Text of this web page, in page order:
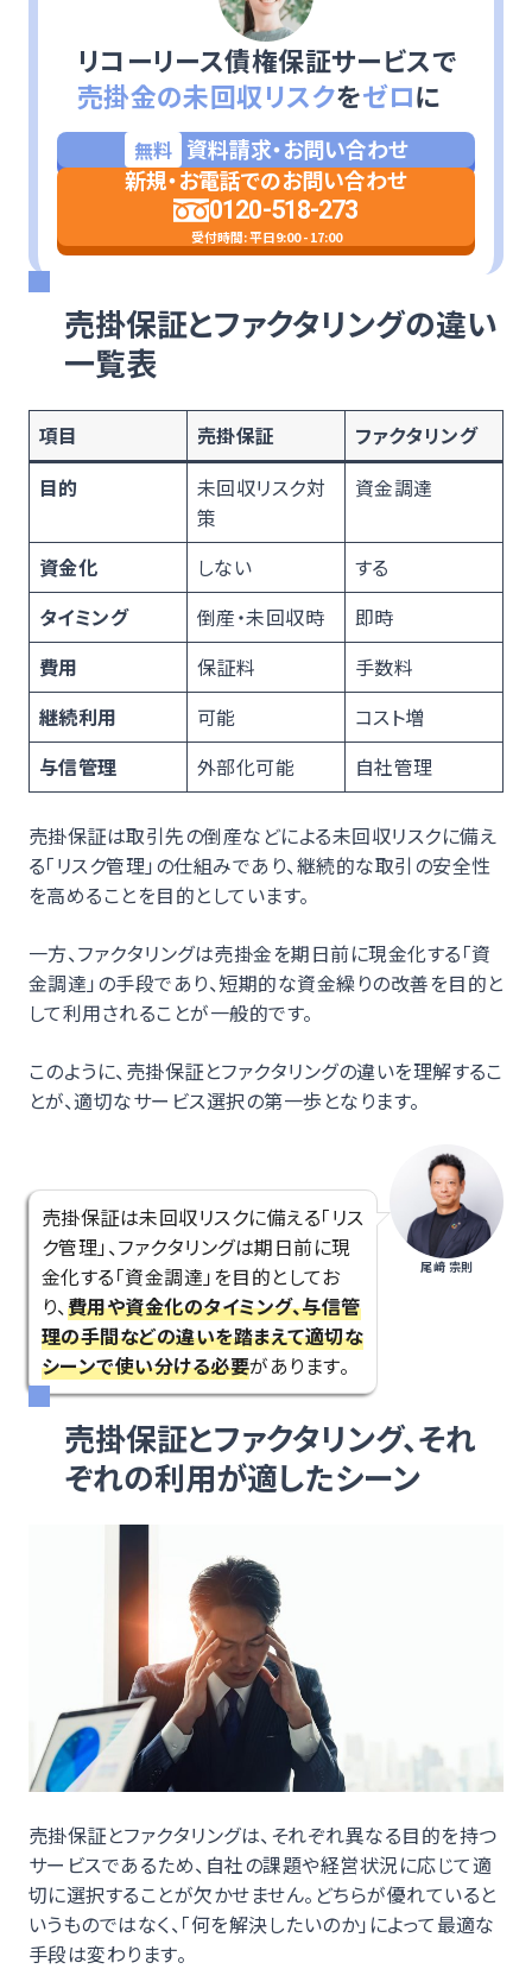
リコーリース債権保証サービスで
売掛金の未回収リスクをゼロに
無料 資料請求・お問い合わせ
新規・お電話でのお問い合わせ
0120-518-273
受付時間: 平日9:00 - 17:00
売掛保証とファクタリングの違い
一覧表
項目 売掛保証
ファクタリング
目的
未回収リスク対
策
資金調達
資金化 しない
する
タイミング
倒産・未回収時
即時
費用
保証料
手数料
継続利用
可能
コスト増
与信管理
外部化可能 自社管理
売掛保証は取引先の倒産などによる未回収リスクに備え
る「リスク管理」の仕組みであり、継続的な取引の安全性
を高めることを目的としています。
一方、ファクタリングは売掛金を期日前に現金化する「資
金調達」の手段であり、短期的な資金繰りの改善を目的と
して利用されることが一般的です。
このように、売掛保証とファクタリングの違いを理解するこ
とが、適切なサービス選択の第一歩となります。
売掛保証は未回収リスクに備える「リス
ク管理」、ファクタリングは期日前に現
金化する「資金調達」を目的としてお
り、費用や資金化のタイミング、与信管
理の手間などの違いを踏まえて適切な
シーンで使い分ける必要があります。
尾﨑 宗則
売掛保証とファクタリング、それ
ぞれの利用が適したシーン
売掛保証とファクタリングは、それぞれ異なる目的を持つ
サービスであるため、自社の課題や経営状況に応じて適
切に選択することが欠かせません。どちらが優れていると
いうものではなく、「何を解決したいのか」によって最適な
手段は変わります。